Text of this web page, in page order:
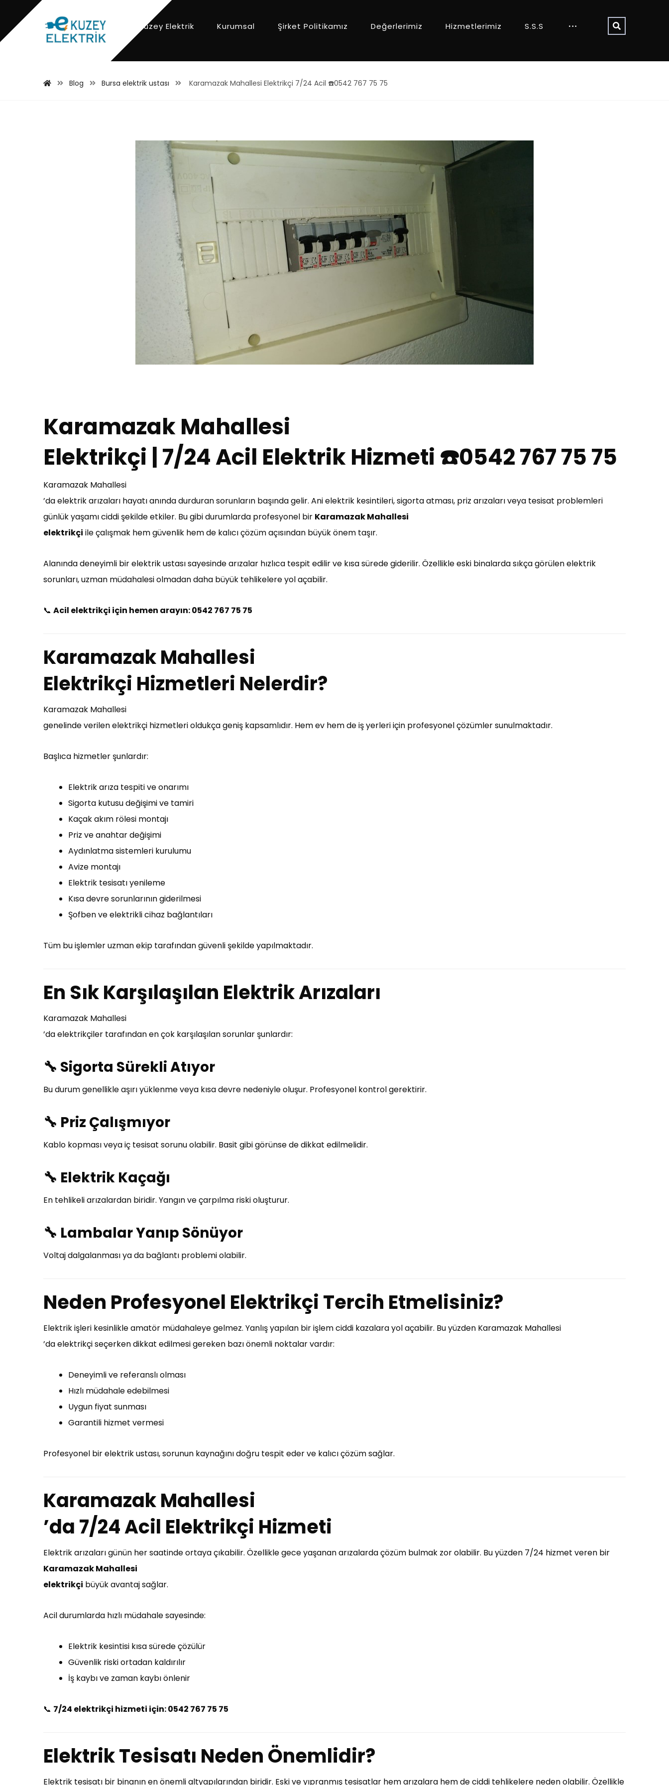
Kuzey Elektrik Kurumsal Şirket Politikamız Değerlerimiz Hizmetlerimiz S.S.S
Blog Bursa elektrik ustası Karamazak Mahallesi Elektrikçi 7/24 Acil ☎️0542 767 75 75
Karamazak Mahallesi
Elektrikçi | 7/24 Acil Elektrik Hizmeti ☎️0542 767 75 75
Karamazak Mahallesi
’da elektrik arızaları hayatı anında durduran sorunların başında gelir. Ani elektrik kesintileri, sigorta atması, priz arızaları veya tesisat problemleri
günlük yaşamı ciddi şekilde etkiler. Bu gibi durumlarda profesyonel bir Karamazak Mahallesi
elektrikçi ile çalışmak hem güvenlik hem de kalıcı çözüm açısından büyük önem taşır.
Alanında deneyimli bir elektrik ustası sayesinde arızalar hızlıca tespit edilir ve kısa sürede giderilir. Özellikle eski binalarda sıkça görülen elektrik
sorunları, uzman müdahalesi olmadan daha büyük tehlikelere yol açabilir.
📞 Acil elektrikçi için hemen arayın: 0542 767 75 75
Karamazak Mahallesi
Elektrikçi Hizmetleri Nelerdir?
Karamazak Mahallesi
genelinde verilen elektrikçi hizmetleri oldukça geniş kapsamlıdır. Hem ev hem de iş yerleri için profesyonel çözümler sunulmaktadır.
Başlıca hizmetler şunlardır:
Elektrik arıza tespiti ve onarımı
Sigorta kutusu değişimi ve tamiri
Kaçak akım rölesi montajı
Priz ve anahtar değişimi
Aydınlatma sistemleri kurulumu
Avize montajı
Elektrik tesisatı yenileme
Kısa devre sorunlarının giderilmesi
Şofben ve elektrikli cihaz bağlantıları
Tüm bu işlemler uzman ekip tarafından güvenli şekilde yapılmaktadır.
En Sık Karşılaşılan Elektrik Arızaları
Karamazak Mahallesi
’da elektrikçiler tarafından en çok karşılaşılan sorunlar şunlardır:
🔧 Sigorta Sürekli Atıyor
Bu durum genellikle aşırı yüklenme veya kısa devre nedeniyle oluşur. Profesyonel kontrol gerektirir.
🔧 Priz Çalışmıyor
Kablo kopması veya iç tesisat sorunu olabilir. Basit gibi görünse de dikkat edilmelidir.
🔧 Elektrik Kaçağı
En tehlikeli arızalardan biridir. Yangın ve çarpılma riski oluşturur.
🔧 Lambalar Yanıp Sönüyor
Voltaj dalgalanması ya da bağlantı problemi olabilir.
Neden Profesyonel Elektrikçi Tercih Etmelisiniz?
Elektrik işleri kesinlikle amatör müdahaleye gelmez. Yanlış yapılan bir işlem ciddi kazalara yol açabilir. Bu yüzden Karamazak Mahallesi
’da elektrikçi seçerken dikkat edilmesi gereken bazı önemli noktalar vardır:
Deneyimli ve referanslı olması
Hızlı müdahale edebilmesi
Uygun fiyat sunması
Garantili hizmet vermesi
Profesyonel bir elektrik ustası, sorunun kaynağını doğru tespit eder ve kalıcı çözüm sağlar.
Karamazak Mahallesi
’da 7/24 Acil Elektrikçi Hizmeti
Elektrik arızaları günün her saatinde ortaya çıkabilir. Özellikle gece yaşanan arızalarda çözüm bulmak zor olabilir. Bu yüzden 7/24 hizmet veren bir
Karamazak Mahallesi
elektrikçi büyük avantaj sağlar.
Acil durumlarda hızlı müdahale sayesinde:
Elektrik kesintisi kısa sürede çözülür
Güvenlik riski ortadan kaldırılır
İş kaybı ve zaman kaybı önlenir
📞 7/24 elektrikçi hizmeti için: 0542 767 75 75
Elektrik Tesisatı Neden Önemlidir?
Elektrik tesisatı bir binanın en önemli altyapılarından biridir. Eski ve yıpranmış tesisatlar hem arızalara hem de ciddi tehlikelere neden olabilir. Özellikle